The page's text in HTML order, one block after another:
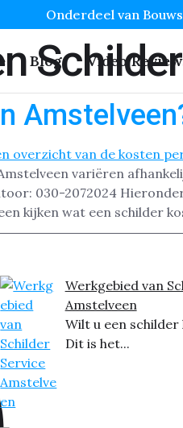
Onderdeel van
Blog Video
variëren
030-2072024
kijken wat een schilder
Werkgebied van
Amstelveen
Wilt u een schilder
Dit is het...